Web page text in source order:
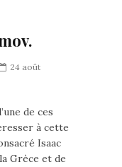
24 août
de ces
à cette
Isaac
Grèce et de